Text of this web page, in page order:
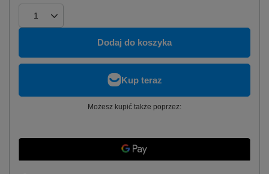
Dodaj do koszyka
Możesz kupić także poprzez: